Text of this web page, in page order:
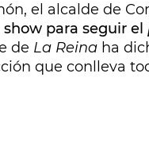
el alcalde de
para seguir el
de La Reina ha
que conlleva